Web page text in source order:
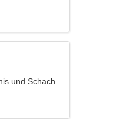
und Schach